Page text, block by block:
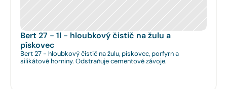
Bert 27 - 1l - hloubkový čistič na žulu a
pískovec
Bert 27 - hloubkový čistič na žulu, pískovec, porfyrn a
silikátové horniny. Odstraňuje cementové závoje.